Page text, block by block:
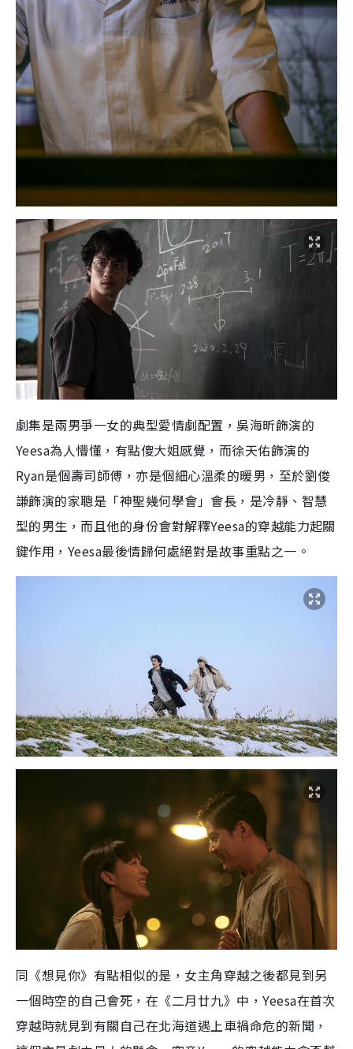
劇集是兩男爭一女的典型愛情劇配置，吳海昕飾演的
Yeesa為人懵懂，有點傻大姐感覺，而徐天佑飾演的
Ryan是個壽司師傅，亦是個細心溫柔的暖男，至於劉俊
謙飾演的家聰是「神聖幾何學會」會長，是冷靜、智慧
型的男生，而且他的身份會對解釋Yeesa的穿越能力起關
鍵作用， Yeesa最後情歸何處絕對是故事重點之一。
同《想見你》有點相似的是，女主角穿越之後都見到另
一個時空的自己會死，在《二月廿九》中，Yeesa在首次
穿越時就見到有關自己在北海道遇上車禍命危的新聞，